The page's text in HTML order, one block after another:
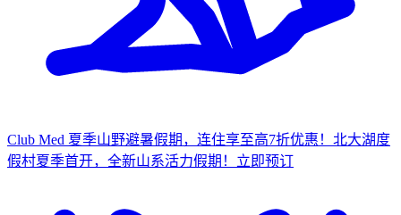
Club Med 夏季山野避暑假期，连住享至高7折优惠！ 北大湖度
假村夏季首开，全新山系活力假期！ 立 即预订